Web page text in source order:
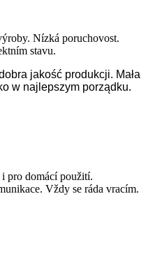
Nízká poruchovost.
stavu.
jakość produkcji. Mała
w najlepszym porządku.
pro domácí použití.
Vždy se ráda vracím.